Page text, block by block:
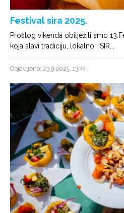
Festival sira 2025.
Prošlog vikenda obilježili smo
koja slavi tradiciju, lokalno i SIR...
Objavljeno: 23.9.2025. 13:44